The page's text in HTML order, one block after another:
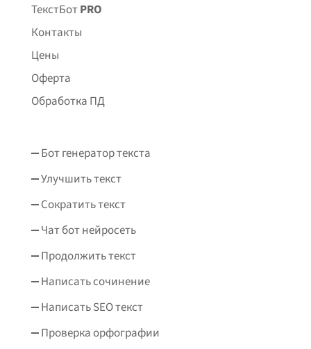
ТекстБотPRO
Контакты
Цены
Оферта
Обработка ПД
Бот генератор текста
Улучшить текст
Сократить текст
Чат бот нейросеть
Продолжить текст
Написать сочинение
Написать SEO текст
Проверка орфографии